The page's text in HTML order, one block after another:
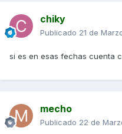
chiky
Publicado 21 de
si es en esas fechas cuenta
mecho
Publicado 22 de